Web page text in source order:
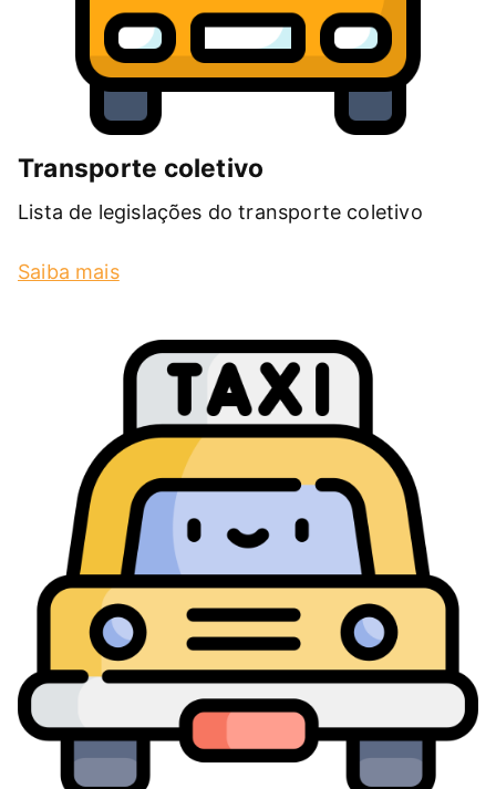
Transporte coletivo
Lista de legislações do transporte coletivo
Saiba mais